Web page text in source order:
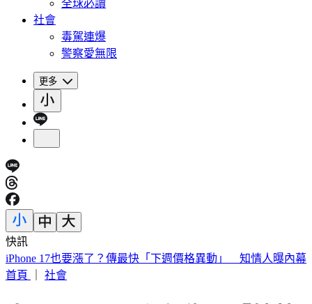
全球必讀
社會
毒駕連爆
警察愛無限
更多
快訊
市場拜票擋人去路遭嗆聲 沈伯洋道歉了「希望能夠精進動
線」